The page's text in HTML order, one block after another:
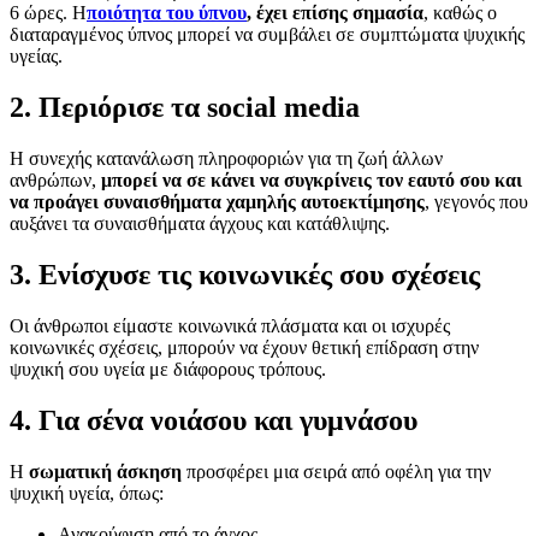
6 ώρες. Ηποιότητα του ύπνου, έχει επίσης σημασία, καθώς ο
διαταραγμένος ύπνος μπορεί να συμβάλει σε συμπτώματα ψυχικής
υγείας.
2. Περιόρισε τα social media
Η συνεχής κατανάλωση πληροφοριών για τη ζωή άλλων
ανθρώπων, μπορεί να σε κάνει να συγκρίνεις τον εαυτό σου και
να προάγει συναισθήματα χαμηλής αυτοεκτίμησης, γεγονός που
αυξάνει τα συναισθήματα άγχους και κατάθλιψης.
3. Ενίσχυσε τις κοινωνικές σου σχέσεις
Οι άνθρωποι είμαστε κοινωνικά πλάσματα και οι ισχυρές
κοινωνικές σχέσεις, μπορούν να έχουν θετική επίδραση στην
ψυχική σου υγεία με διάφορους τρόπους.
4. Για σένα νοιάσου και γυμνάσου
Η σωματική άσκηση προσφέρει μια σειρά από οφέλη για την
ψυχική υγεία, όπως: